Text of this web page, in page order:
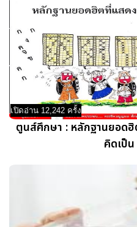
เปิดอ่าน 12,242 ครั้ง
ตูนส์ศึกษา : หลักฐานยอด
คิดเป็น